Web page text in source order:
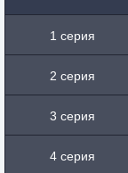
1 серия
2 серия
3 серия
4 серия